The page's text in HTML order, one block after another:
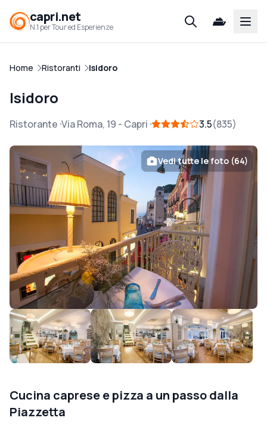
capri.net
N.1 per Tour ed Esperienze
Home Ristoranti Isidoro
Isidoro
Ristorante Via Roma, 19 - Capri 3.5 835
Vedi tutte le foto (64)
Cucina caprese e pizza a un passo dalla
Piazzetta